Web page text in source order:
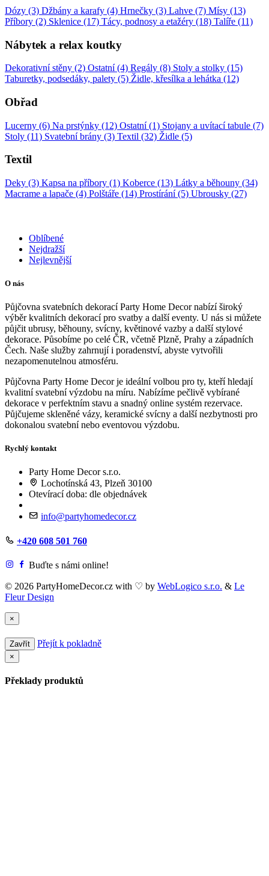
Dózy (3) Džbány a karafy (4) Hrnečky (3) Lahve (7) Mísy (13)
Příbory (2) Sklenice (17) Tácy, podnosy a etažéry (18) Talíře (11)
Nábytek a relax koutky
Dekorativní stěny (2) Ostatní (4) Regály (8) Stoly a stolky (15)
Taburetky, podsedáky, palety (5) Židle, křesílka a lehátka (12)
Obřad
Lucerny (6) Na prstýnky (12) Ostatní (1) Stojany a uvítací tabule (7)
Stoly (11) Svatební brány (3) Textil (32) Židle (5)
Textil
Deky (3) Kapsa na příbory (1) Koberce (13) Látky a běhouny (34)
Macrame a lapače (4) Polštáře (14) Prostírání (5) Ubrousky (27)
Oblíbené
Nejdražší
Nejlevnější
O nás
Půjčovna svatebních dekorací Party Home Decor nabízí široký
výběr kvalitních dekorací pro svatby a další eventy. U nás si můžete
půjčit ubrusy, běhouny, svícny, květinové vazby a další stylové
dekorace. Působíme po celé ČR, včetně Plzně, Prahy a západních
Čech. Naše služby zahrnují i poradenství, abyste vytvořili
nezapomenutelnou atmosféru.
Půjčovna Party Home Decor je ideální volbou pro ty, kteří hledají
kvalitní svatební výzdobu na míru. Nabízíme pečlivě vybírané
dekorace v perfektním stavu a snadný online systém rezervace.
Půjčujeme skleněné vázy, keramické svícny a další nezbytnosti pro
dokonalou svatební nebo eventovou výzdobu.
Rychlý kontakt
Party Home Decor s.r.o.
Lochotínská 43, Plzeň 30100
Otevírací doba: dle objednávek
info@partyhomedecor.cz
+420 608 501 760
Buďte s námi online!
© 2026 PartyHomeDecor.cz with ♡ by WebLogico s.r.o. & Le
Fleur Design
×
Zavřít Přejít k pokladně
×
Překlady produktů